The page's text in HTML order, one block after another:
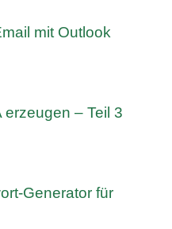
mit Outlook
– Teil 3
Generator für